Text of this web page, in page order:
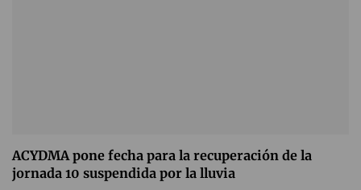
ACYDMA pone fecha para la recuperación de la
jornada 10 suspendida por la lluvia